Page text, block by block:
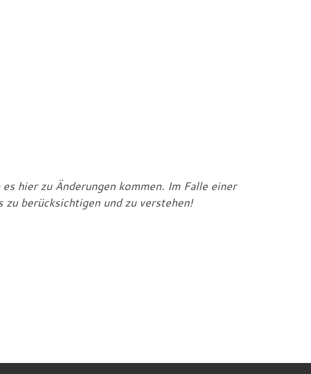
hier zu Änderungen kommen. Im Falle einer
berücksichtigen und zu verstehen!